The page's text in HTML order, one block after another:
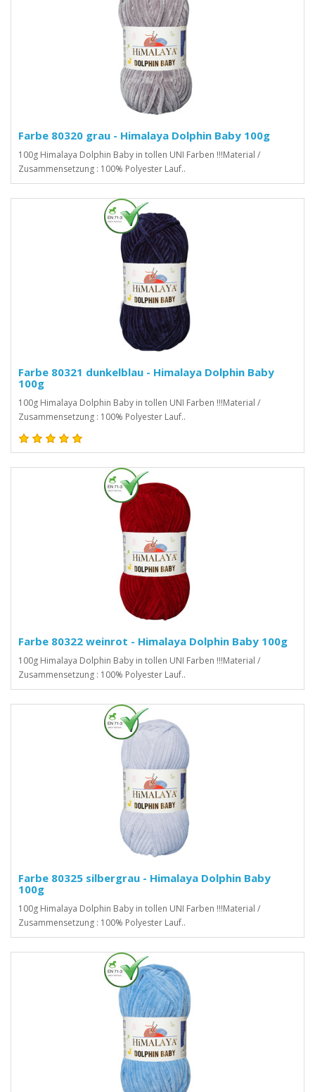
Farbe 80320 grau - Himalaya Dolphin Baby 100g
100g Himalaya Dolphin Baby in tollen UNI Farben !!!Material /
Zusammensetzung : 100% Polyester Lauf..
Farbe 80321 dunkelblau - Himalaya Dolphin Baby
100g
100g Himalaya Dolphin Baby in tollen UNI Farben !!!Material /
Zusammensetzung : 100% Polyester Lauf..
Farbe 80322 weinrot - Himalaya Dolphin Baby 100g
100g Himalaya Dolphin Baby in tollen UNI Farben !!!Material /
Zusammensetzung : 100% Polyester Lauf..
Farbe 80325 silbergrau - Himalaya Dolphin Baby
100g
100g Himalaya Dolphin Baby in tollen UNI Farben !!!Material /
Zusammensetzung : 100% Polyester Lauf..